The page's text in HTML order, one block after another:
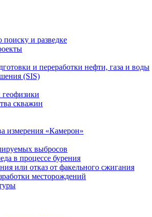
и разведке
и переработки нефти, газа и воды
(SIS)
геофизики
скважин
измерения «Камерон»
выбросов
в процессе бурения
или отказ от факельного сжигания
месторождений